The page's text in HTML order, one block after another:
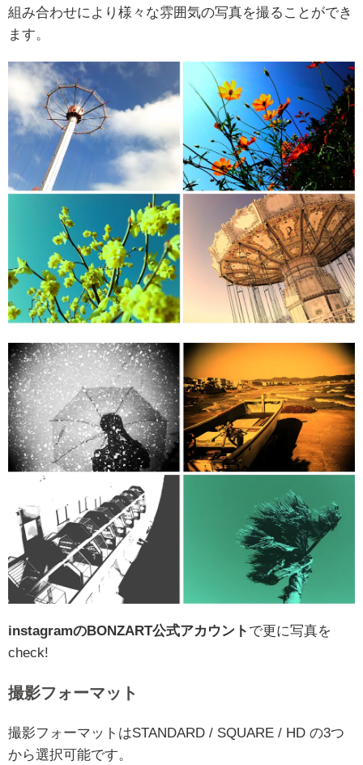
組み合わせにより様々な雰囲気の写真を撮ることができ
ます。
instagramのBONZART公式アカウント で更に写真を
check!
撮影フォーマット
撮影フォーマットはSTANDARD / SQUARE / HD の3つ
から選択可能です。